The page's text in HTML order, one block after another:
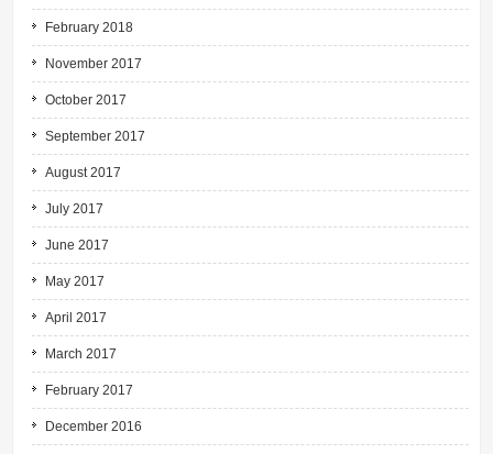
February 2018
November 2017
October 2017
September 2017
August 2017
July 2017
June 2017
May 2017
April 2017
March 2017
February 2017
December 2016